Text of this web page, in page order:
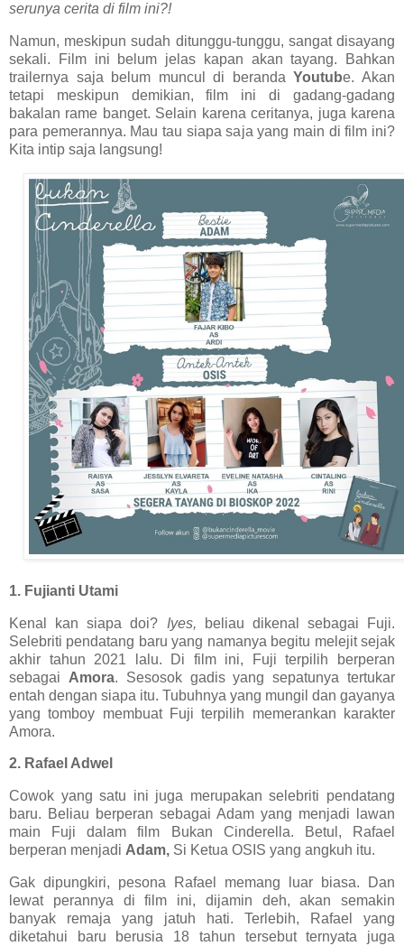
serunya cerita di film ini?!
Namun, meskipun sudah ditunggu-tunggu, sangat disayang
sekali. Film ini belum jelas kapan akan tayang. Bahkan
trailernya saja belum muncul di berandaYoutube. Akan
tetapi meskipun demikian, film ini di gadang-gadang
bakalan rame banget. Selain karena ceritanya, juga karena
para pemerannya. Mau tau siapa saja yang main di film ini?
Kita intip saja langsung!
1. Fujianti Utami
Kenal kan siapa doi? Iyes,
beliau dikenal sebagai Fuji.
Selebriti pendatang baru yang namanya begitu melejit sejak
akhir tahun 2021 lalu. Di film ini, Fuji terpilih berperan
sebagai Amora. Sesosok gadis yang sepatunya tertukar
entah dengan siapa itu. Tubuhnya yang mungil dan gayanya
yang tomboy membuat Fuji terpilih memerankan karakter
Amora.
2. Rafael Adwel
Cowok yang satu ini juga merupakan selebriti pendatang
baru. Beliau berperan sebagai Adam yang menjadi lawan
main Fuji dalam film Bukan Cinderella. Betul, Rafael
berperan menjadi Adam, Si Ketua OSIS yang angkuh itu.
Gak dipungkiri, pesona Rafael memang luar biasa. Dan
lewat perannya di film ini, dijamin deh, akan semakin
banyak remaja yang jatuh hati. Terlebih, Rafael yang
diketahui baru berusia 18 tahun tersebut ternyata juga